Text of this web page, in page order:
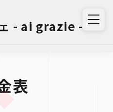
- ai grazie -
表